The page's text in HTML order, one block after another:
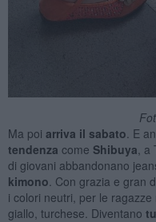
Ma poi arriva il sabato . E
tendenza come Shibuya ,
di giovani abbandonano
kimono . Con grazia e gran
i colori neutri, per le ragazze
giallo, turchese. Diventano